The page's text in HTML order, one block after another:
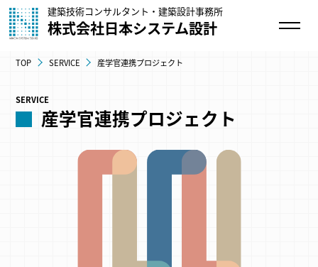
建築技術コンサルタント・建築設計事務所
株式会社日本システム設計
TOP SERVICE 産学官連携プロジェクト
SERVICE
産学官連携プロジェクト